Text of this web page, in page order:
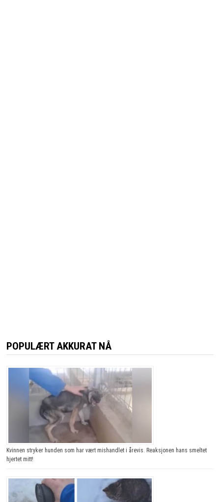
POPULÆRT AKKURAT NÅ
Kvinnen stryker hunden som har vært mishandlet i årevis. Reaksjonen hans smeltet
hjertet mitt!